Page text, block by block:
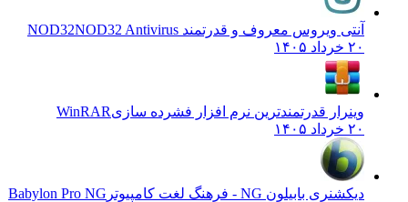
آنتی ویروس معروف و قدرتمند NOD32 NOD32 Antivirus
۲۰ خرداد ۱۴۰۵
وینرار قدرتمندترین نرم افزار فشرده سازیWinRAR
۲۰ خرداد ۱۴۰۵
دیکشنری بابیلون NG - فرهنگ لغت کامپیوتر
Babylon Pro NG